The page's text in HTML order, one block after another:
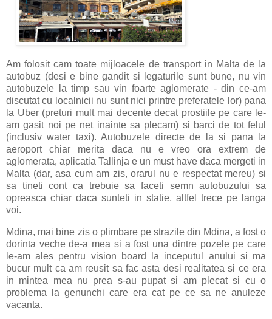
Am folosit cam toate mijloacele de transport in Malta de la
autobuz (desi e bine gandit si legaturile sunt bune, nu vin
autobuzele la timp sau vin foarte aglomerate - din ce-am
discutat cu localnicii nu sunt nici printre preferatele lor) pana
la Uber (preturi mult mai decente decat prostiile pe care le-
am gasit noi pe net inainte sa plecam) si barci de tot felul
(inclusiv water taxi). Autobuzele directe de la si pana la
aeroport chiar merita daca nu e vreo ora extrem de
aglomerata, aplicatia Tallinja e un must have daca mergeti in
Malta (dar, asa cum am zis, orarul nu e respectat mereu) si
sa tineti cont ca trebuie sa faceti semn autobuzului sa
opreasca chiar daca sunteti in statie, altfel trece pe langa
voi.
Mdina, mai bine zis o plimbare pe strazile din Mdina, a fost o
dorinta veche de-a mea si a fost una dintre pozele pe care
le-am ales pentru vision board la inceputul anului si ma
bucur mult ca am reusit sa fac asta desi realitatea si ce era
in mintea mea nu prea s-au pupat si am plecat si cu o
problema la genunchi care era cat pe ce sa ne anuleze
vacanta.